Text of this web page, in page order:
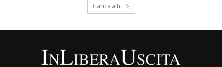
Carica altri